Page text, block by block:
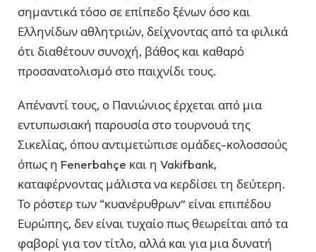
σημαντικά τόσο σε επίπεδο ξένων όσο και
Ελληνίδων αθλητριών, δείχνοντας από τα φιλικά
ότι διαθέτουν συνοχή, βάθος και καθαρό
προσανατολισμό στο παιχνίδι τους.
Απέναντί τους, ο Πανιώνιος έρχεται από μια
εντυπωσιακή παρουσία στο τουρνουά της
Σικελίας, όπου αντιμετώπισε ομάδες-κολοσσούς
όπως η Fenerbahçe και η Vakifbank,
καταφέρνοντας μάλιστα να κερδίσει τη δεύτερη.
Το ρόστερ των “κυανέρυθρων” είναι επιπέδου
Ευρώπης, δεν είναι τυχαίο πως θεωρείται από τα
φαβορί για τον τίτλο, αλλά και για μια δυνατή